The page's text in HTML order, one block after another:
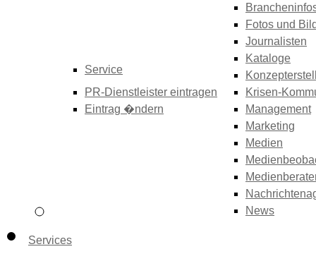
Service
PR-Dienstleister eintragen
Eintrag �ndern
Fotos und
Journalisten
Kataloge
Krisen-
Management
Marketing
Medien
News
Services